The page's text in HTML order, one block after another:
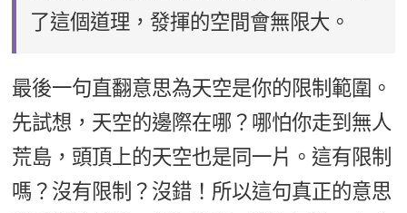
了這個道理，發揮的空間會無限大。
最後一句直翻意思為天空是你的限制範圍。
先試想，天空的邊際在哪？哪怕你走到無人
荒島，頭頂上的天空也是同一片。這有限制
嗎？沒有限制？沒錯！所以這句真正的意思